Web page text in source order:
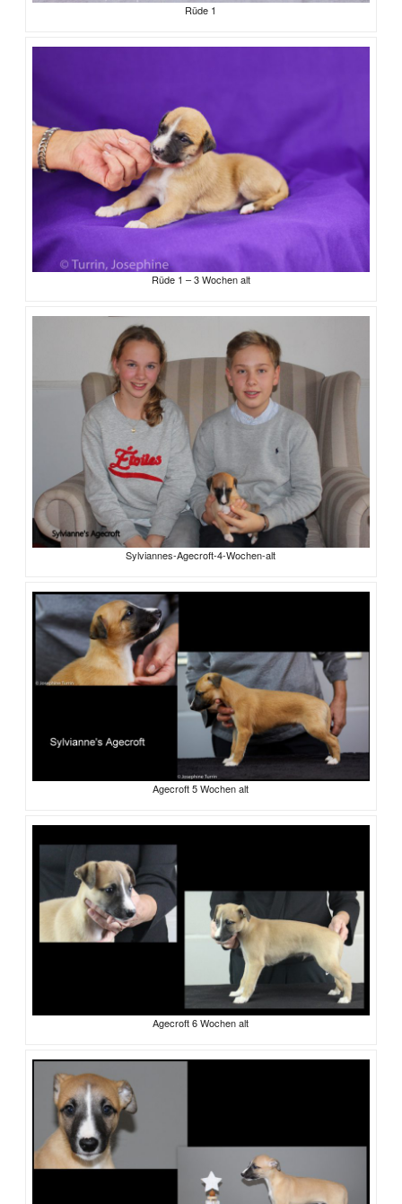
Rüde 1
Rüde 1 – 3 Wochen alt
Sylviannes-Agecroft-4-Wochen-alt
Agecroft 5 Wochen alt
Agecroft 6 Wochen alt